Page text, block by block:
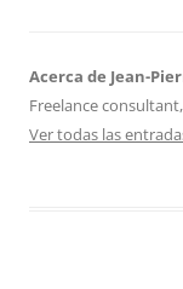
Acerca de Jean-
Freelance
Ver todas las